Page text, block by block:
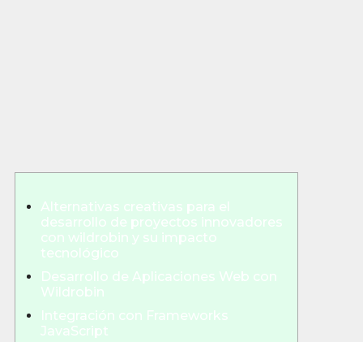
Alternativas creativas para el
desarrollo de proyectos innovadores
con wildrobin y su impacto
tecnológico
Desarrollo de Aplicaciones Web con
Wildrobin
Integración con Frameworks
JavaScript